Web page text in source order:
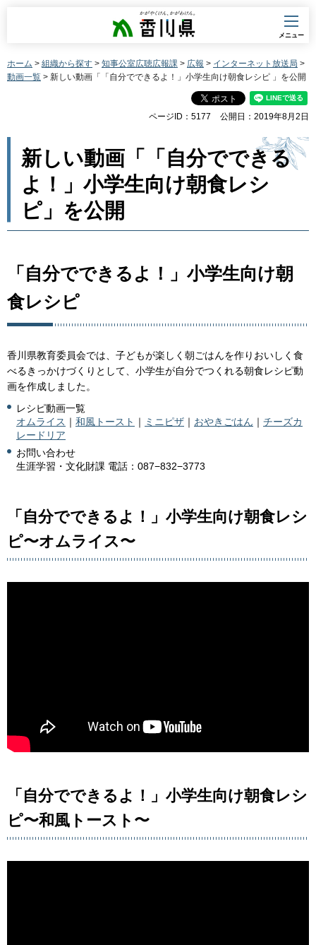
香川県
メニュー
ホーム > 組織から探す > 知事公室広聴広報課 > 広報 > インターネット放送局 >
動画一覧 > 新しい動画「「自分でできるよ！」小学生向け朝食レシピ 」を公開
ページID：5177 公開日：2019年8月2日
新しい動画「「自分でできる
よ！」小学生向け朝食レシ
ピ」を公開
「自分でできるよ！」小学生向け朝
食レシピ
香川県教育委員会では、子どもが楽しく朝ごはんを作りおいしく食
べるきっかけづくりとして、小学生が自分でつくれる朝食レシピ動
画を作成しました。
レシピ動画一覧
オムライス ｜ 和風トースト ｜ ミニピザ ｜ おやきごはん ｜ チーズカ
レードリア
お問い合わせ
生涯学習・文化財課 電話：087−832−3773
「自分でできるよ！」小学生向け朝食レシ
ピ〜オムライス〜
「自分でできるよ！」小学生向け朝食レシ
ピ〜和風トースト〜